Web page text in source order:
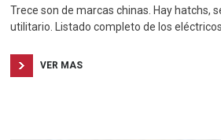
Trece son de marcas chinas. Hay hatchs,
utilitario. Listado completo de los
VER MAS